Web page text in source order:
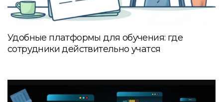
Удобные платформы для обучения: где
сотрудники действительно учатся